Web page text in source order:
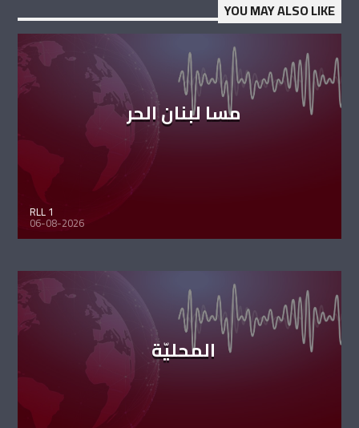
YOU MAY ALSO LIKE
مسا لبنان الحر
RLL 1
06-08-2026
المحليّة